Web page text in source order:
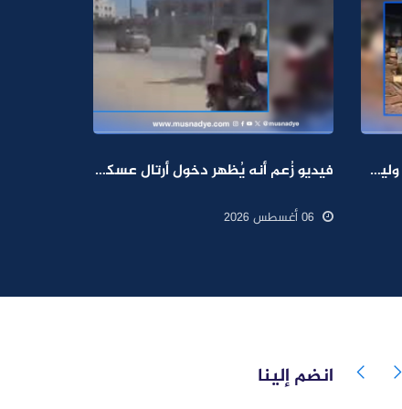
فيديو لنهب أسلحة وذخائر قديم وليس من معسكرات الطوارئ فيديو زُعم أنه يُظهر دخول أرتال عسكرية تابعة للمجلس الانتقالي المنحل إلى سيئون قديم ويعود إلى ديسمبر 2025
انضم إلينا